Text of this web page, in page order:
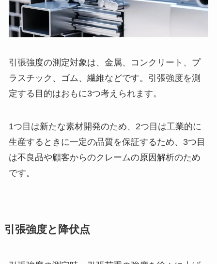
引張強度の測定対象は、金属、コンクリート、プ
ラスチック、ゴム、繊維などです。引張強度を測
定する目的はおもに3つ考えられます。
1つ目は新たな素材開発のため、2つ目は工業的に
生産するときに一定の品質を保証するため、3つ目
は不良品や顧客からのクレームの原因解析のため
です。
引張強度と降伏点